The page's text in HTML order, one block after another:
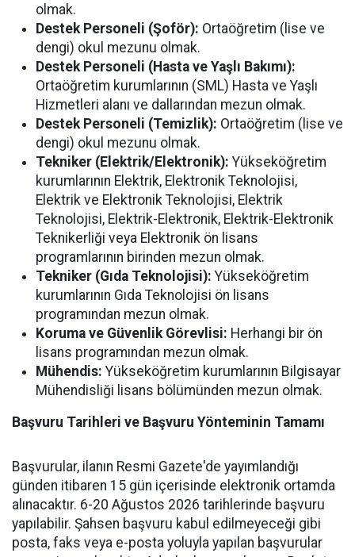
olmak.
Destek Personeli (Şoför): Ortaöğretim (lise ve
dengi) okul mezunu olmak.
Destek Personeli (Hasta ve Yaşlı Bakımı):
Ortaöğretim kurumlarının (SML) Hasta ve Yaşlı
Hizmetleri alanı ve dallarından mezun olmak.
Destek Personeli (Temizlik): Ortaöğretim (lise ve
dengi) okul mezunu olmak.
Tekniker (Elektrik/Elektronik): Yükseköğretim
kurumlarının Elektrik, Elektronik Teknolojisi,
Elektrik ve Elektronik Teknolojisi, Elektrik
Teknolojisi, Elektrik-Elektronik, Elektrik-Elektronik
Teknikerliği veya Elektronik ön lisans
programlarının birinden mezun olmak.
Tekniker (Gıda Teknolojisi): Yükseköğretim
kurumlarının Gıda Teknolojisi ön lisans
programından mezun olmak.
Koruma ve Güvenlik Görevlisi: Herhangi bir ön
lisans programından mezun olmak.
Mühendis: Yükseköğretim kurumlarının Bilgisayar
Mühendisliği lisans bölümünden mezun olmak.
Başvuru Tarihleri ve Başvuru Yönteminin Tamamı
Başvurular, ilanın Resmi Gazete'de yayımlandığı
günden itibaren 15 gün içerisinde elektronik ortamda
alınacaktır. 6-20 Ağustos 2026 tarihlerinde başvuru
yapılabilir. Şahsen başvuru kabul edilmeyeceği gibi
posta, faks veya e-posta yoluyla yapılan başvurular